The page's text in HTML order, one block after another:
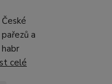
a
celé